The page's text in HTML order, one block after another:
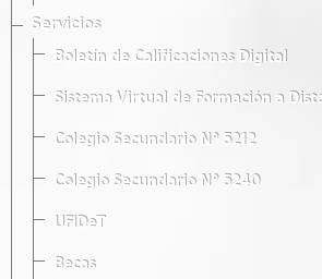
Servicios
Boletín de Calificaciones Digital
Sistema Virtual de Formación a
Colegio Secundario Nº 5212
Colegio Secundario Nº 5240
UFIDeT
Becas